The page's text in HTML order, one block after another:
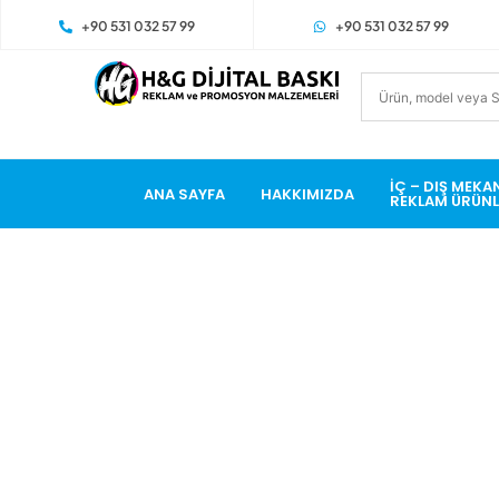
+90 531 032 57 99 +90 531 032 57 99
ANA SAYFA HAKKIMIZDA İÇ – DIŞ
REKLAM